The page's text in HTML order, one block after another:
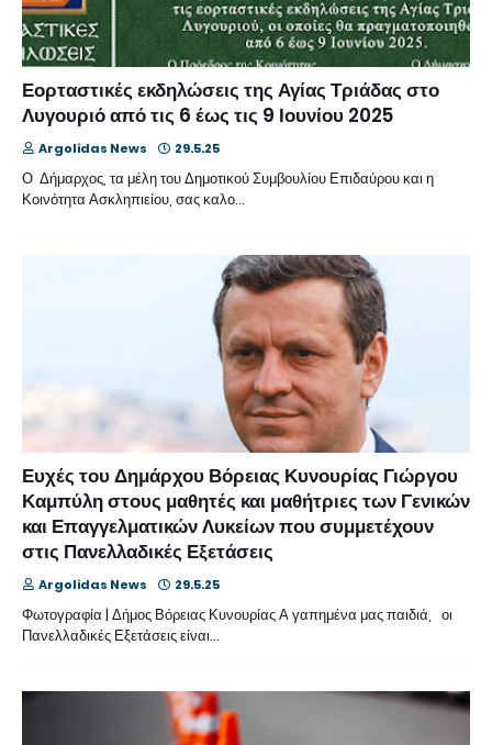
Εορταστικές εκδηλώσεις της Αγίας Τριάδας στο
Λυγουριό από τις 6 έως τις 9 Ιουνίου 2025
Argolidas News 29.5.25
Ο Δήμαρχος, τα μέλη του Δημοτικού Συμβουλίου Επιδαύρου και η
Κοινότητα Ασκληπιείου, σας καλο…
Ευχές του Δημάρχου Βόρειας Κυνουρίας Γιώργου
Καμπύλη στους μαθητές και μαθήτριες των Γενικών
και Επαγγελματικών Λυκείων που συμμετέχουν
στις Πανελλαδικές Εξετάσεις
Argolidas News 29.5.25
Φωτογραφία | Δήμος Βόρειας Κυνουρίας Α γαπημένα μας παιδιά, οι
Πανελλαδικές Εξετάσεις είναι…